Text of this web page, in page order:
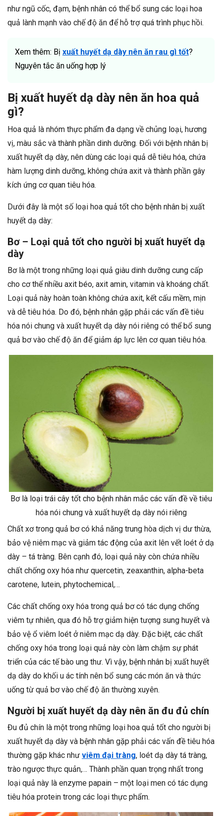
như ngũ cốc, đạm, bệnh nhân có thể bổ sung các loại hoa
quả lành mạnh vào chế độ ăn để hỗ trợ quá trình phục hồi.
Xem thêm: Bị xuất huyết dạ dày nên ăn rau gì tốt?
Nguyên tắc ăn uống hợp lý
Bị xuất huyết dạ dày nên ăn hoa quả
gì?
Hoa quả là nhóm thực phẩm đa dạng về chủng loại, hương
vị, màu sắc và thành phần dinh dưỡng. Đối với bệnh nhân bị
xuất huyết dạ dày, nên dùng các loại quả dễ tiêu hóa, chứa
hàm lượng dinh dưỡng, không chứa axit và thành phần gây
kích ứng cơ quan tiêu hóa.
Dưới đây là một số loại hoa quả tốt cho bệnh nhân bị xuất
huyết dạ dày:
Bơ – Loại quả tốt cho người bị xuất huyết dạ
dày
Bơ là một trong những loại quả giàu dinh dưỡng cung cấp
cho cơ thể nhiều axit béo, axit amin, vitamin và khoáng chất.
Loại quả này hoàn toàn không chứa axit, kết cấu mềm, mịn
và dễ tiêu hóa. Do đó, bệnh nhân gặp phải các vấn đề tiêu
hóa nói chung và xuất huyết dạ dày nói riêng có thể bổ sung
quả bơ vào chế độ ăn để giảm áp lực lên cơ quan tiêu hóa.
Bơ là loại trái cây tốt cho bệnh nhân mắc các vấn đề về tiêu
hóa nói chung và xuất huyết dạ dày nói riêng
Chất xơ trong quả bơ có khả năng trung hòa dịch vị dư thừa,
bảo vệ niêm mạc và giảm tác động của axit lên vết loét ở dạ
dày – tá tràng. Bên cạnh đó, loại quả này còn chứa nhiều
chất chống oxy hóa như quercetin, zeaxanthin, alpha-beta
carotene, lutein, phytochemical,…
Các chất chống oxy hóa trong quả bơ có tác dụng chống
viêm tự nhiên, qua đó hỗ trợ giảm hiện tượng sung huyết và
bảo vệ ổ viêm loét ở niêm mạc dạ dày. Đặc biệt, các chất
chống oxy hóa trong loại quả này còn làm chậm sự phát
triển của các tế bào ung thư. Vì vậy, bệnh nhân bị xuất huyết
dạ dày do khối u ác tính nên bổ sung các món ăn và thức
uống từ quả bơ vào chế độ ăn thường xuyên.
Người bị xuất huyết dạ dày nên ăn đu đủ chín
Đu đủ chín là một trong những loại hoa quả tốt cho người bị
xuất huyết dạ dày và bệnh nhân gặp phải các vấn đề tiêu hóa
thường gặp khác như viêm đại tràng, loét dạ dày tá tràng,
trào ngược thực quản,… Thành phần quan trọng nhất trong
loại quả này là enzyme papain – một loại men có tác dụng
tiêu hóa protein trong các loại thực phẩm.